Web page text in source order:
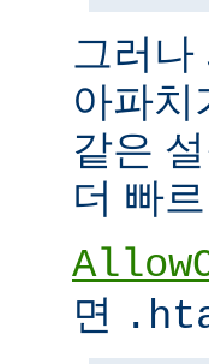
그러나
아파치
같은
더 빠
면